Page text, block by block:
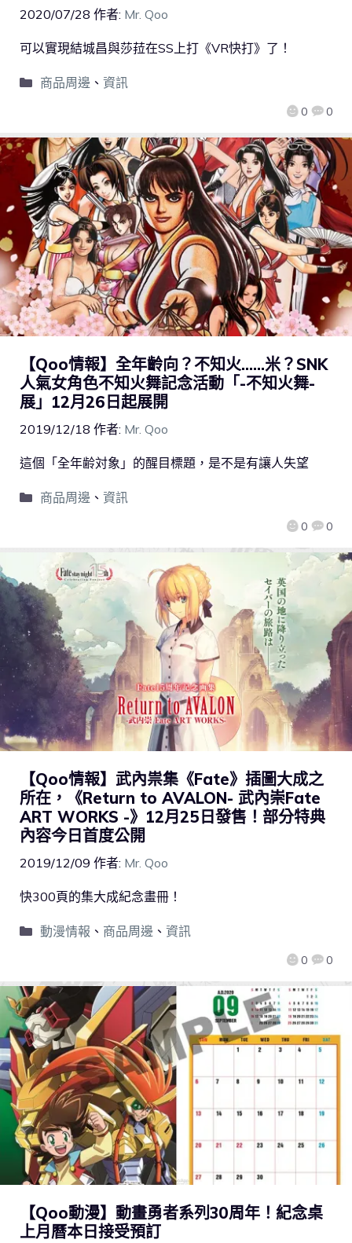
2020/07/28 作者: Mr. Qoo
0 0
可以實現結城昌與莎菈在SS上打《VR快打》了！
商品周邊 、 資訊
【Qoo情報】全年齡向？不知火……米？SNK
人氣女角色不知火舞記念活動「-不知火舞-
展」12月26日起展開
2019/12/18 作者: Mr. Qoo
0 0
這個「全年齢対象」的醒目標題，是不是有讓人失望
商品周邊 、 資訊
【Qoo情報】武內祟集《Fate》插圖大成之
所在，《Return to AVALON- 武內崇Fate
ART WORKS -》12月25日發售！部分特典
內容今日首度公開
2019/12/09 作者: Mr. Qoo
0 0
快300頁的集大成紀念畫冊！
動漫情報 、 商品周邊 、 資訊
【Qoo動漫】動畫勇者系列30周年！紀念桌
上月曆本日接受預訂